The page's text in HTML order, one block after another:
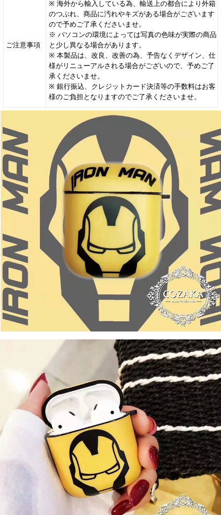
ご注意事項
※ 海外から輸入している為、輸送上の都合により外箱
のつぶれ、商品に汚れやキズがある場合がございます
ので予めご了承くださいませ。
※ パソコンの環境によっては写真の色味が実際の商品
と少し異なる場合があります。
※ 本製品は、改良、改善の為、予告なくデザイン、仕
様がリニューアルされる場合がございので、予めご了
承くださいませ。
※ 銀行振込、クレジットカード決済等の手数料はお客
様のご負担となりますのでご了承くださいませ。